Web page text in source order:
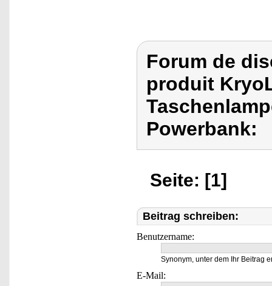
Forum de
produit
Powerbank:
Seite: [1]
Beitrag schreiben:
Benutzername:
Synonym, unter dem Ihr Beitrag
E-Mail: